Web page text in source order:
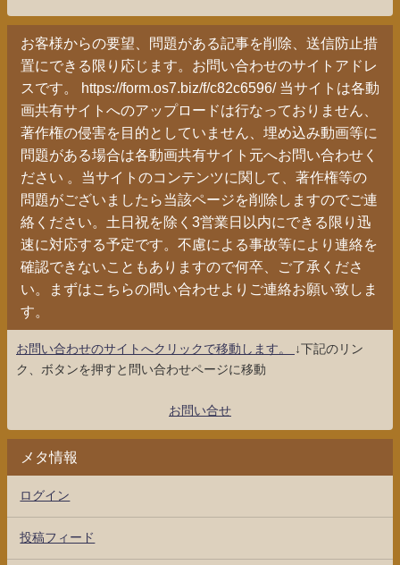
お客様からの要望、問題がある記事を削除、送信防止措
置にできる限り応じます。お問い合わせのサイトアドレ
スです。 https://form.os7.biz/f/c82c6596/ 当サイトは各動
画共有サイトへのアップロードは行なっておりません、
著作権の侵害を目的としていません、埋め込み動画等に
問題がある場合は各動画共有サイト元へお問い合わせく
ださい 。当サイトのコンテンツに関して、著作権等の
問題がございましたら当該ページを削除しますのでご連
絡ください。土日祝を除く3営業日以内にできる限り迅
速に対応する予定です。不慮による事故等により連絡を
確認できないこともありますので何卒、ご了承くださ
い。まずはこちらの問い合わせよりご連絡お願い致しま
す。
お問い合わせのサイトへクリックで移動します。
↓下記のリン
ク、ボタンを押すと問い合わせページに移動
お問い合せ
メタ情報
ログイン
投稿フィード